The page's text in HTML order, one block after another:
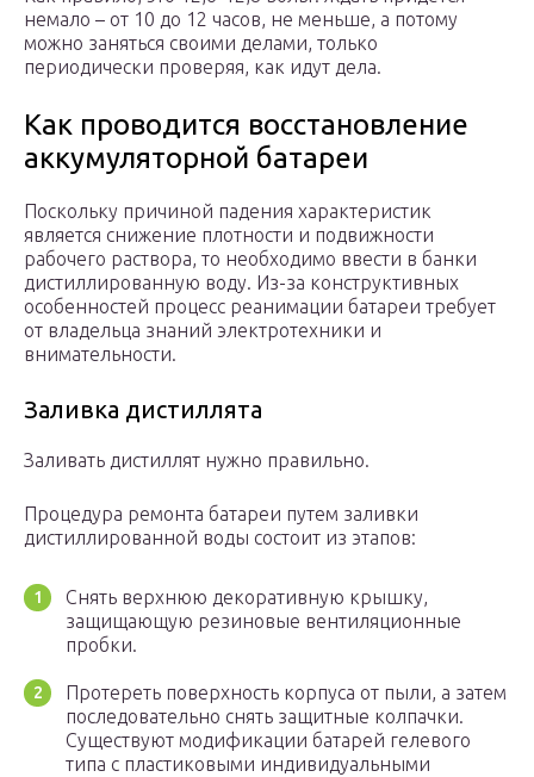
немало – от 10 до 12 часов, не меньше, а потому
можно заняться своими делами, только
периодически проверяя, как идут дела.
Как проводится восстановление
аккумуляторной батареи
Поскольку причиной падения характеристик
является снижение плотности и подвижности
рабочего раствора, то необходимо ввести в банки
дистиллированную воду. Из-за конструктивных
особенностей процесс реанимации батареи требует
от владельца знаний электротехники и
внимательности.
Заливка дистиллята
Заливать дистиллят нужно правильно.
Процедура ремонта батареи путем заливки
дистиллированной воды состоит из этапов:
Снять верхнюю декоративную крышку,
защищающую резиновые вентиляционные
пробки.
Протереть поверхность корпуса от пыли, а затем
последовательно снять защитные колпачки.
Существуют модификации батарей гелевого
типа с пластиковыми индивидуальными